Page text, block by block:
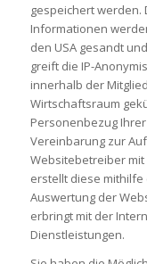
gespeichert werden.
Informationen
den USA gesandt
greift die IP-
innerhalb der
Wirtschaftsraum
Personenbezug
Vereinbarung zur
Websitebetreiber mit
erstellt diese
Auswertung der
erbringt mit der
Dienstleistungen.